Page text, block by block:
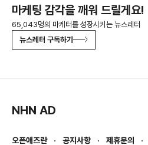
마케팅 감각을 깨워 드릴게요!
65,043명의 마케터를 성장시키는 뉴스레터
뉴스레터 구독하기
NHN AD
오픈애즈란 공지사항 제휴문의